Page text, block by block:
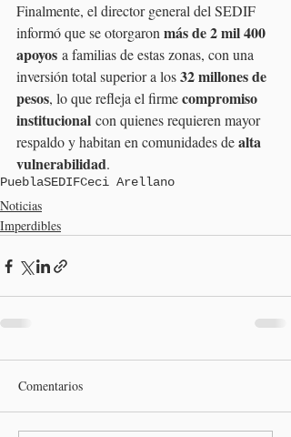
Finalmente, el director general del SEDIF
informó que se otorgaron más de 2 mil 400
apoyos a familias de estas zonas, con una
inversión total superior a los 32 millones de
pesos, lo que refleja el firme compromiso
institucional con quienes requieren mayor
respaldo y habitan en comunidades de alta
vulnerabilidad.
PueblaSEDIFCeci Arellano
Noticias
Imperdibles
Comentarios